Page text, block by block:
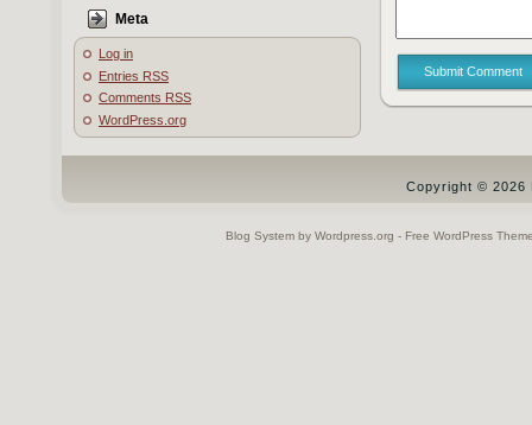
Meta
Log in
Entries RSS
Comments RSS
WordPress.org
Submit Comment
Copyright © 2026
Blog System by Wordpress.org - Free WordPress